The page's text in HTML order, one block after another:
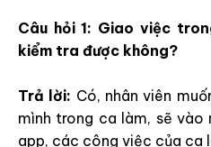
Câu hỏi 1: Giao việc
kiểm tra được không?
Trả lời: Có, nhân viên
mình trong ca làm, sẽ vào
app, các công việc của ca